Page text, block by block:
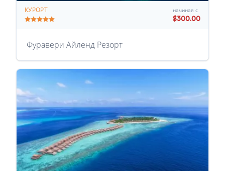
КУРОРТ начиная с
$300.00
Фуравери Айленд Резорт